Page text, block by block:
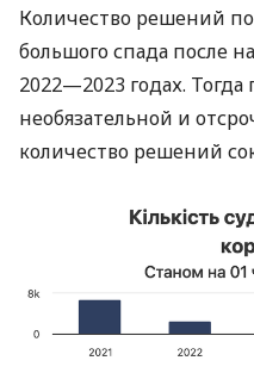
Количество решений
большого спада после
2022—2023 годах.
необязательной и
количество решений